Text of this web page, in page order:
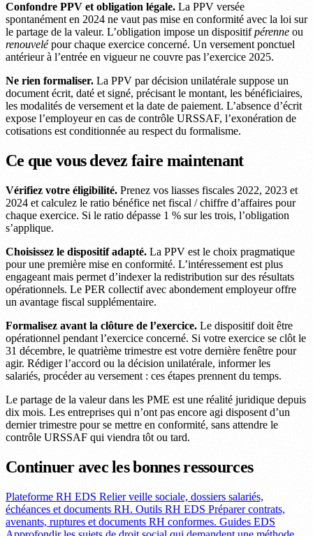
Confondre PPV et obligation légale. La PPV versée
spontanément en 2024 ne vaut pas mise en conformité avec la loi sur
le partage de la valeur. L’obligation impose un dispositifpérenne ou
renouvelépour chaque exercice concerné. Un versement ponctuel
antérieur à l’entrée en vigueur ne couvre pas l’exercice 2025.
Ne rien formaliser. La PPV par décision unilatérale suppose un
document écrit, daté et signé, précisant le montant, les bénéficiaires,
les modalités de versement et la date de paiement. L’absence d’écrit
expose l’employeur en cas de contrôle URSSAF, l’exonération de
cotisations est conditionnée au respect du formalisme.
Ce que vous devez faire maintenant
Vérifiez votre éligibilité. Prenez vos liasses fiscales 2022, 2023 et
2024 et calculez le ratio bénéfice net fiscal / chiffre d’affaires pour
chaque exercice. Si le ratio dépasse 1 % sur les trois, l’obligation
s’applique.
Choisissez le dispositif adapté. La PPV est le choix pragmatique
pour une première mise en conformité. L’intéressement est plus
engageant mais permet d’indexer la redistribution sur des résultats
opérationnels. Le PER collectif avec abondement employeur offre
un avantage fiscal supplémentaire.
Formalisez avant la clôture de l’exercice. Le dispositif doit être
opérationnel pendant l’exercice concerné. Si votre exercice se clôt le
31 décembre, le quatrième trimestre est votre dernière fenêtre pour
agir. Rédiger l’accord ou la décision unilatérale, informer les
salariés, procéder au versement : ces étapes prennent du temps.
Le partage de la valeur dans les PME est une réalité juridique depuis
dix mois. Les entreprises qui n’ont pas encore agi disposent d’un
dernier trimestre pour se mettre en conformité, sans attendre le
contrôle URSSAF qui viendra tôt ou tard.
Continuer avec les bonnes ressources
Plateforme RH EDS Relier veille sociale, dossiers salariés,
échéances et documents RH. Outils RH EDS Préparer contrats,
avenants, ruptures et documents RH conformes. Guides EDS